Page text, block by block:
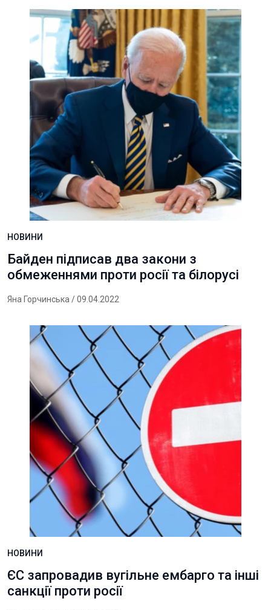
НОВИНИ
Байден підписав два закони з
обмеженнями проти росії та білорусі
Яна Горчинська / 09.04.2022
НОВИНИ
ЄС запровадив вугільне ембарго та інші
санкції проти росії